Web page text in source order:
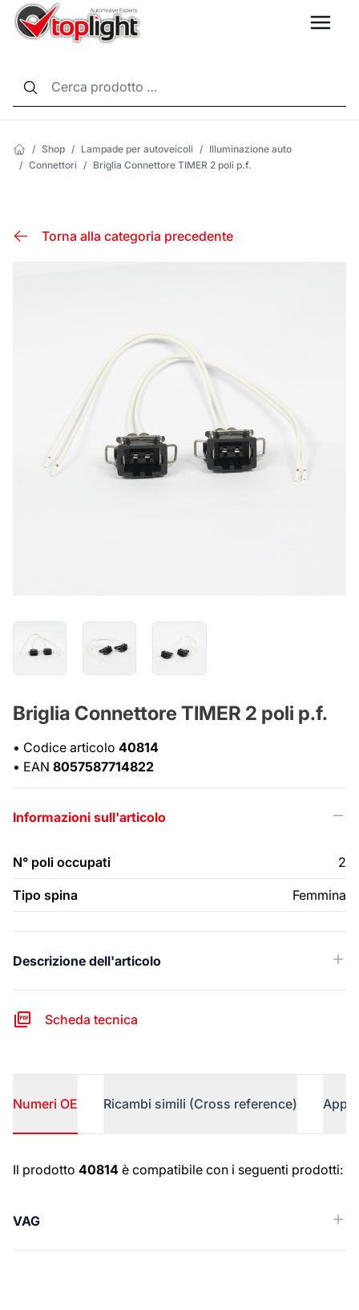
/ Shop / Lampade per autoveicoli / Illuminazione auto
/ Connettori / Briglia Connettore TIMER 2 poli p.f.
Torna alla categoria precedente
Briglia Connettore TIMER 2 poli p.f.
• Codice articolo 40814
• EAN 8057587714822
Informazioni sull'articolo
N° poli occupati 2
Tipo spina Femmina
Descrizione dell'articolo
Scheda tecnica
Numeri OE Ricambi simili (Cross reference)
Numeri OE
Il prodotto 40814 è compatibile con i seguenti prodotti:
VAG